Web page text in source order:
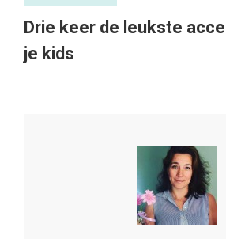
Drie keer de leukste
je kids